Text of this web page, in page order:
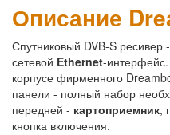
Описание
Спутниковый DVB-S ресивер -
сетевой Ethernet-
корпусе фирменного
панели - полный набор
передней - картоприемник,
кнопка включения.